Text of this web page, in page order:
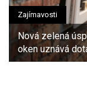
Zajímavosti
Nová zelená
oken uznává